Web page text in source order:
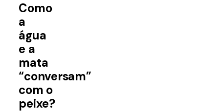
Como
a
água
e a
mata
“conversam”
com o
peixe?